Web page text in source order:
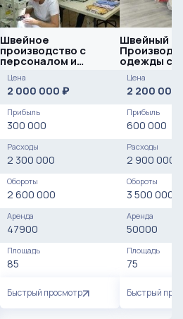
Швейное
производство с
персоналом и
прибылью
Цена
2 000 000 ₽
Прибыль
300 000
Расходы
2 300 000
Обороты
2 600 000
Аренда
47900
Площадь
85
Быстрый просмотр
Швейный
одежды с
прибылью
Цена
2 200 000
Прибыль
600 000
Расходы
2 900 000
Обороты
3 500 000
Аренда
50000
Площадь
75
Быстрый